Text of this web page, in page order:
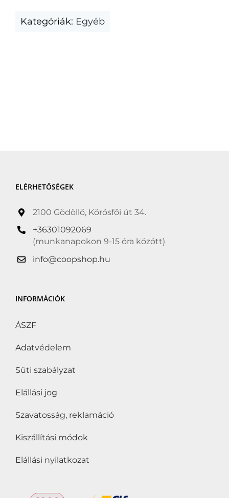
Kategóriák: Egyéb
ELÉRHETŐSÉGEK
2100 Gödöllő, Körösfői út 34.
+36301092069
(munkanapokon 9-15 óra között)
info@coopshop.hu
INFORMÁCIÓK
ÁSZF
Adatvédelem
Süti szabályzat
Elállási jog
Szavatosság, reklamáció
Kiszállítási módok
Elállási nyilatkozat